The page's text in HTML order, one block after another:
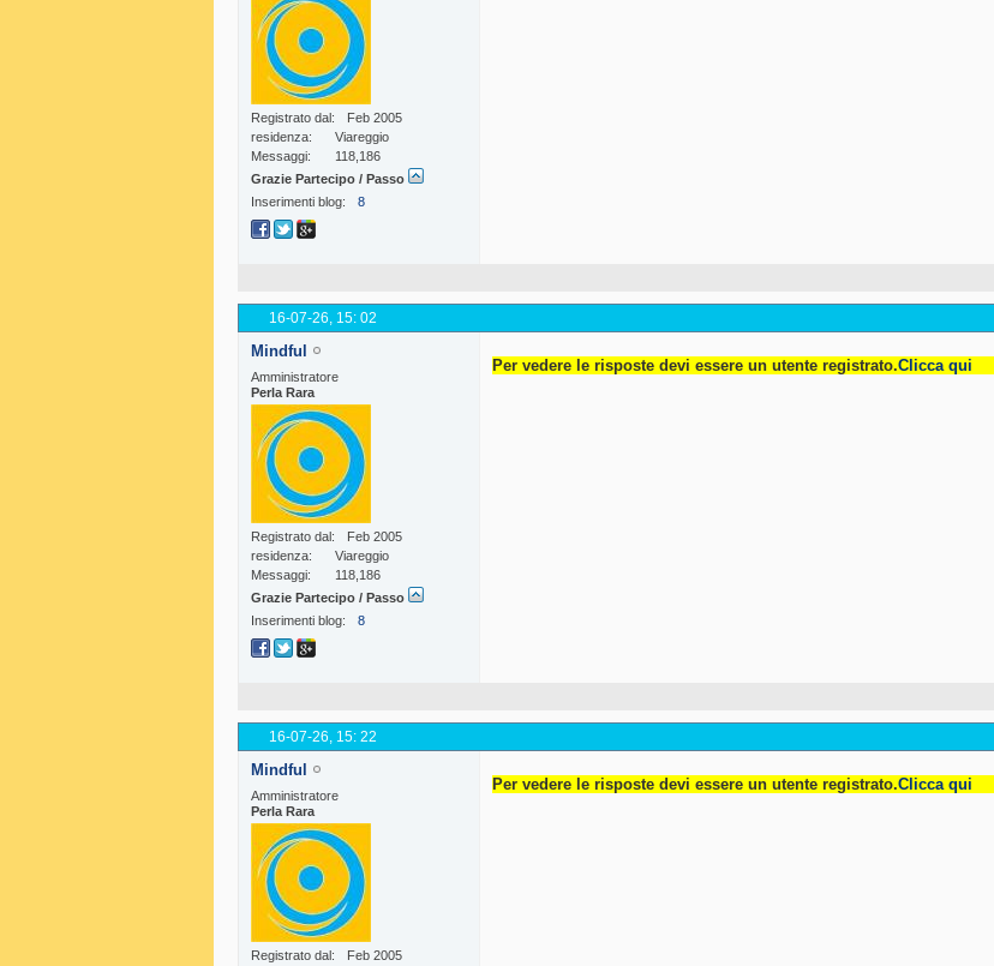
Registrato dal
Feb 2005
residenza
Viareggio
Messaggi
118,186
Grazie Partecipo / Passo
Inserimenti blog
8
16-07-26, 15: 02
Mindful
Amministratore
Perla Rara
Registrato dal
Feb 2005
residenza
Viareggio
Messaggi
118,186
Grazie Partecipo / Passo
Inserimenti blog
8
Per vedere le risposte devi essere un utente registrato.Clicca qui
16-07-26, 15: 22
Mindful
Amministratore
Perla Rara
Registrato dal
Feb 2005
Per vedere le risposte devi essere un utente registrato.Clicca qui